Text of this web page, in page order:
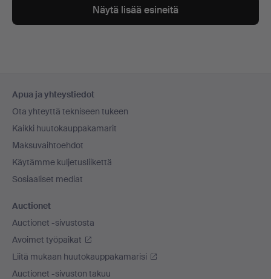
Näytä lisää esineitä
Apua ja yhteystiedot
Ota yhteyttä tekniseen tukeen
Kaikki huutokauppakamarit
Maksuvaihtoehdot
Käytämme kuljetusliikettä
Sosiaaliset mediat
Auctionet
Auctionet -sivustosta
Avoimet työpaikat
Liitä mukaan huutokauppakamarisi
Auctionet -sivuston takuu